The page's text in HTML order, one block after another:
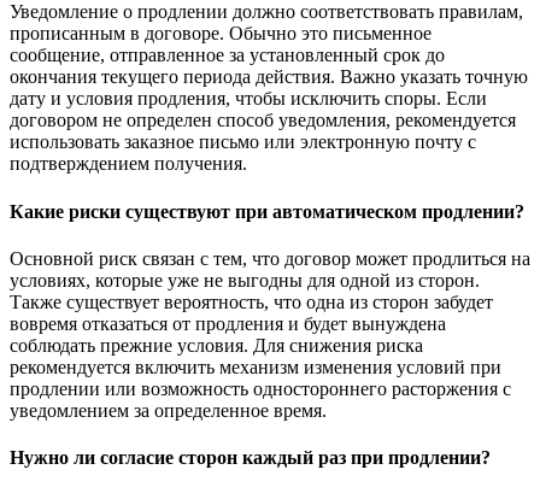
Уведомление о продлении должно соответствовать правилам,
прописанным в договоре. Обычно это письменное
сообщение, отправленное за установленный срок до
окончания текущего периода действия. Важно указать точную
дату и условия продления, чтобы исключить споры. Если
договором не определен способ уведомления, рекомендуется
использовать заказное письмо или электронную почту с
подтверждением получения.
Какие риски существуют при автоматическом продлении?
Основной риск связан с тем, что договор может продлиться на
условиях, которые уже не выгодны для одной из сторон.
Также существует вероятность, что одна из сторон забудет
вовремя отказаться от продления и будет вынуждена
соблюдать прежние условия. Для снижения риска
рекомендуется включить механизм изменения условий при
продлении или возможность одностороннего расторжения с
уведомлением за определенное время.
Нужно ли согласие сторон каждый раз при продлении?